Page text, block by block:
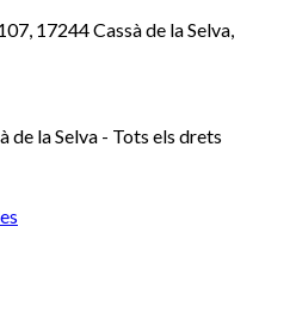
17244 Cassà de la Selva,
la Selva - Tots els drets